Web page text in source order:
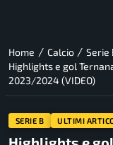
Home / Calcio / Serie
Highlights e gol
2023/2024 (VIDEO)
SERIE B ULTIMI